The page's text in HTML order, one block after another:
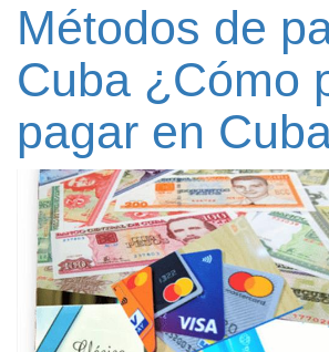
Métodos de
Cuba ¿Cómo
pagar en